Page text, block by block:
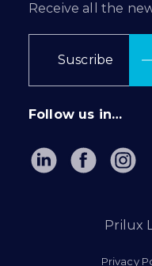
Receive all the
Suscribe
Follow us in…
Prilux
Privacy